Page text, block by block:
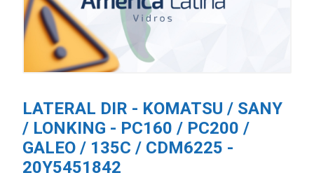
LATERAL DIR - KOMATSU / SANY
/ LONKING - PC160 / PC200 /
GALEO / 135C / CDM6225 -
20Y5451842